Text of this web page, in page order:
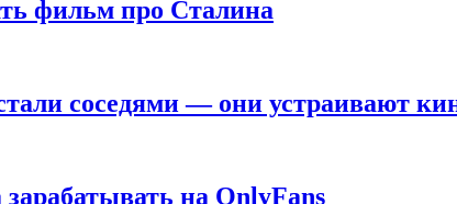
фильм про Сталина
соседями — они устраивают
на OnlyFans